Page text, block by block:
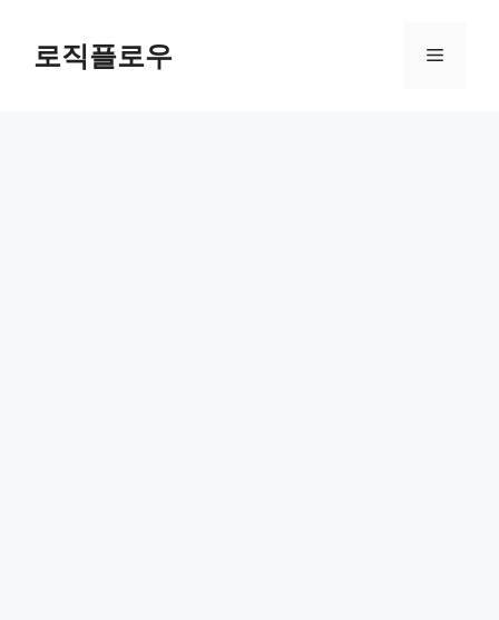
content로직플로우 Menu